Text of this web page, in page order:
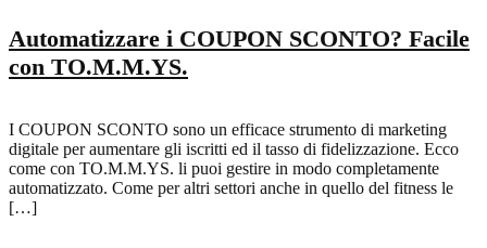
Automatizzare i COUPON SCONTO? Facile
con TO.M.M.YS.
I COUPON SCONTO sono un efficace strumento di marketing
digitale per aumentare gli iscritti ed il tasso di fidelizzazione. Ecco
come con TO.M.M.YS. li puoi gestire in modo completamente
automatizzato. Come per altri settori anche in quello del fitness le
[…]